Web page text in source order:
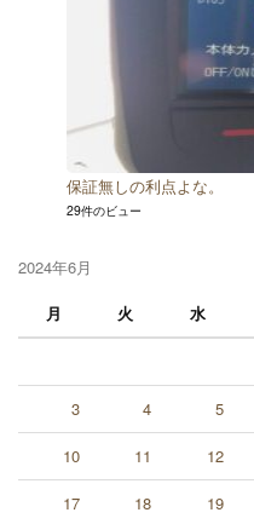
保証無しの利点よな。
29件のビュー
2024年6月
月
火 水
3 4 5
10 11 12
17 18 19